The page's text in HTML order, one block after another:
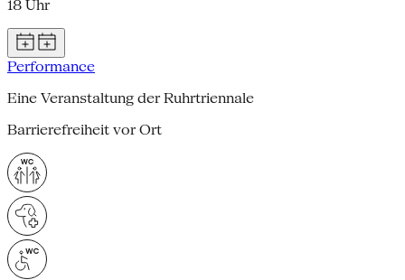
18 Uhr
Performance
Eine Veranstaltung der Ruhrtriennale
Barrierefreiheit vor Ort